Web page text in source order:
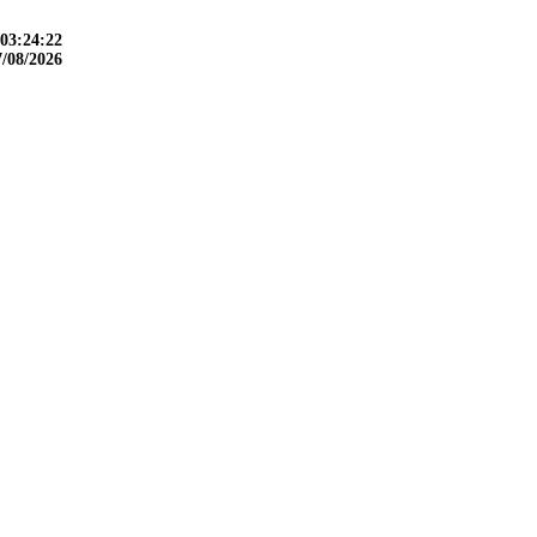
03:24:23
08/2026